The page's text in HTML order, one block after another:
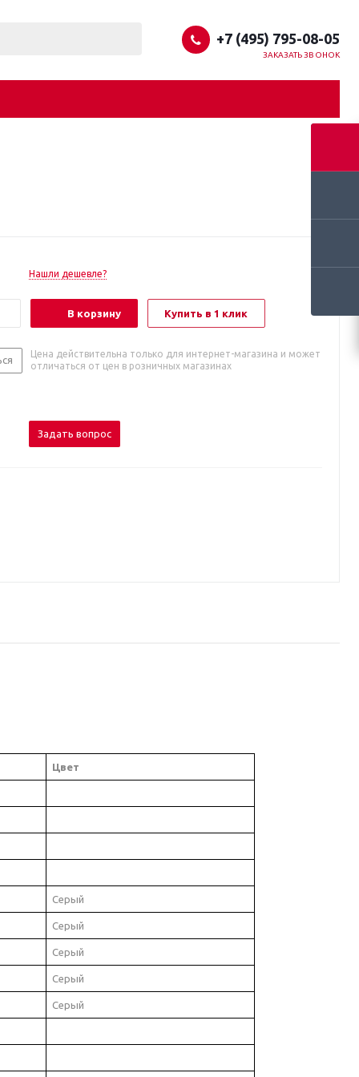
+7 (495) 795-08-05
ЗАКАЗАТЬ ЗВОНОК
Нашли дешевле?
В корзину Купить в 1 клик
Цена действительна только для интернет-магазина и может
отличаться от цен в розничных магазинах
Задать вопрос
Цвет
Серый
Серый
Серый
Серый
Серый